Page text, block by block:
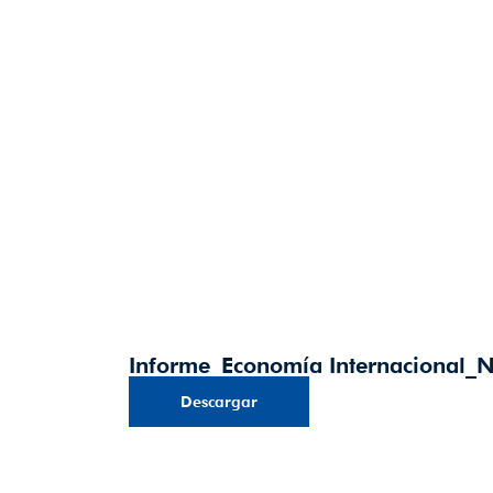
Informe_Economía
Descargar